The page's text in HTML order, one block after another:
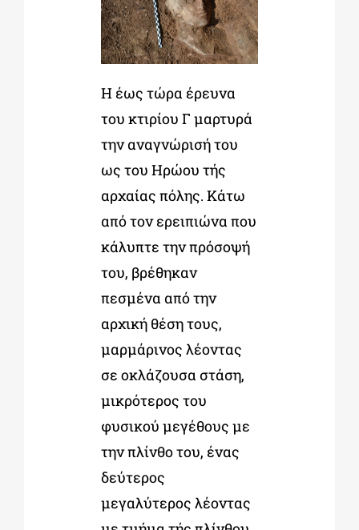
Η έως τώρα έρευνα
του κτιρίου Γ μαρτυρά
την αναγνώρισή του
ως του Ηρώου τής
αρχαίας πόλης. Κάτω
από τον ερειπιώνα που
κάλυπτε την πρόσοψή
του, βρέθηκαν
πεσμένα από την
αρχική θέση τους,
μαρμάρινος λέοντας
σε οκλάζουσα στάση,
μικρότερος του
φυσικού μεγέθους με
την πλίνθο του, ένας
δεύτερος
μεγαλύτερος λέοντας